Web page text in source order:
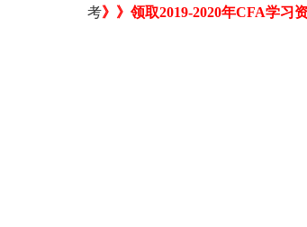
考》》领取2019-2020年CFA学习